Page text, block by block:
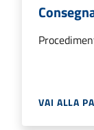
VAI ALLA